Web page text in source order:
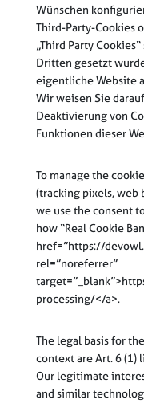
Wünschen
Third-Party-Cookies
„Third Party
Dritten gesetzt
eigentliche Website
Wir weisen Sie
Deaktivierung von
Funktionen dieser
To manage the
(tracking pixels, web
we use the consent
how “Real Cookie
href=”https://
rel=”noreferrer”
processing/</a>.
The legal basis for
context are Art. 6 (1)
Our legitimate
and similar